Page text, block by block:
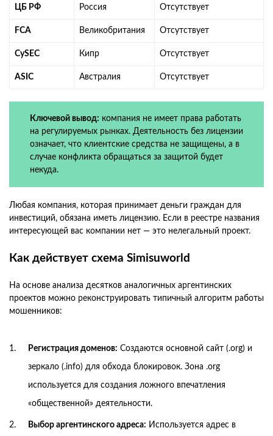
ЦБ РФ Россия Отсутствует
FCA Великобритания Отсутствует
CySEC Кипр Отсутствует
ASIC Австралия Отсутствует
Ключевой вывод: компания не имеет права работать
на регулируемых рынках. Деятельность без лицензии
означает, что клиентские средства не защищены, а в
случае конфликта обращаться за защитой будет
некуда.
Любая компания, которая принимает деньги граждан для
инвестиций, обязана иметь лицензию. Если в реестре названия
интересующей вас компании нет — это нелегальный проект.
Как действует схема Simisuworld
На основе анализа десятков аналогичных аргентинских
проектов можно реконструировать типичный алгоритм работы
мошенников:
Регистрация доменов: Создаются основной сайт (.org) и
зеркало (.info) для обхода блокировок. Зона .org
используется для создания ложного впечатления
«общественной» деятельности.
Выбор аргентинского адреса: Используется адрес в